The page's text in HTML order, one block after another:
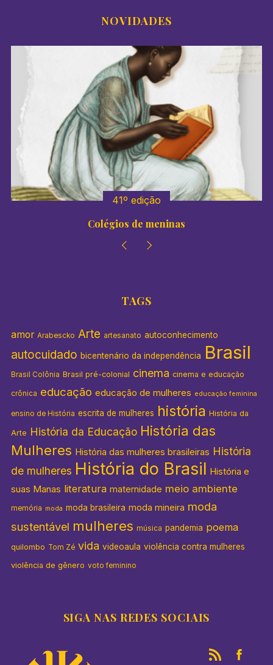
NOVIDADES
41º edição
Colégios de meninas
TAGS
amor Arabescko Arte artesanato autoconhecimento
autocuidado bicentenário da independência Brasil
Brasil Colônia Brasil pré-colonial cinema cinema e educação
crônica educação educação de mulheres educação feminina
ensino de História escrita de mulheres história História da
Arte História da Educação História das
Mulheres História das mulheres brasileiras História
de mulheres História do Brasil História e
suas Manas literatura maternidade meio ambiente
memória moda moda brasileira moda mineira moda
sustentável mulheres música pandemia poema
quilombo Tom Zé vida videoaula violência contra mulheres
violência de gênero voto feminino
SIGA NAS REDES SOCIAIS